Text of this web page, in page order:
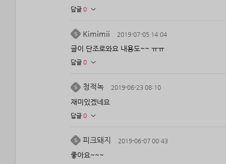
답글 0
Kimimii 2019-07-05 14:04
글이 단조로와요 내용도~~ ㅠㅠ
답글 0
청적녹 2019-06-23 08:10
재미있겠네요
답글 0
피크돼지 2019-06-07 00:43
좋아요~~~